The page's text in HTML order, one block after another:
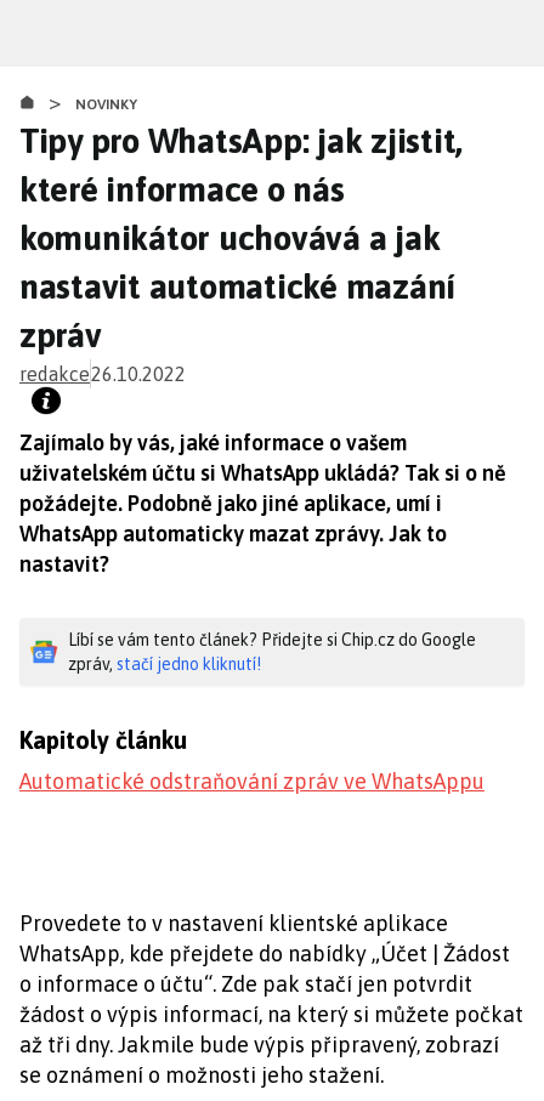
obsahu
> NOVINKY
Tipy pro WhatsApp: jak zjistit,
které informace o nás
komunikátor uchovává a jak
nastavit automatické mazání
zpráv
redakce26.10.2022
Zajímalo by vás, jaké informace o vašem
uživatelském účtu si WhatsApp ukládá? Tak si o ně
požádejte. Podobně jako jiné aplikace, umí i
WhatsApp automaticky mazat zprávy. Jak to
nastavit?
Líbí se vám tento článek? Přidejte si Chip.cz do Google
zpráv, stačí jedno kliknutí!
Kapitoly článku
Automatické odstraňování zpráv ve WhatsAppu
Provedete to v nastavení klientské aplikace
WhatsApp, kde přejdete do nabídky „Účet | Žádost
o informace o účtu“. Zde pak stačí jen potvrdit
žádost o výpis informací, na který si můžete počkat
až tři dny. Jakmile bude výpis připravený, zobrazí
se oznámení o možnosti jeho stažení.